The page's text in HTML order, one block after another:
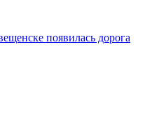
появилась дорога